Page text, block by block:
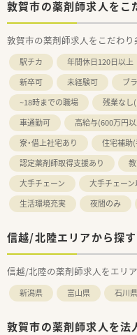
敦賀市の薬剤師求人をこ
敦賀市の薬剤師求人をこだわり
駅チカ 年間休日120日以上
新卒可
未経験可 ブ
~18時までの職場
残業なし
車通勤可
高給与(600万円
寮・借上社宅あり
住宅補助
認定薬剤師取得支援あり
大手チェーン
大手チェー
生活環境充実
夜間のみ
信越/北陸エリアから探す
信越/北陸の薬剤師求人をエリ
新潟県 富山県 石川県
敦賀市の薬剤師求人を法